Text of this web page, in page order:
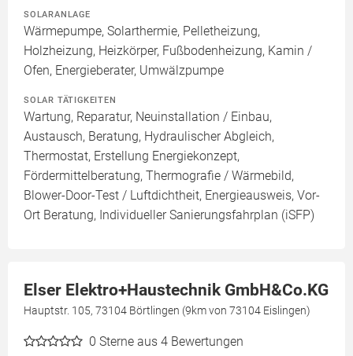
SOLARANLAGE
Wärmepumpe, Solarthermie, Pelletheizung,
Holzheizung, Heizkörper, Fußbodenheizung, Kamin /
Ofen, Energieberater, Umwälzpumpe
SOLAR TÄTIGKEITEN
Wartung, Reparatur, Neuinstallation / Einbau,
Austausch, Beratung, Hydraulischer Abgleich,
Thermostat, Erstellung Energiekonzept,
Fördermittelberatung, Thermografie / Wärmebild,
Blower-Door-Test / Luftdichtheit, Energieausweis, Vor-
Ort Beratung, Individueller Sanierungsfahrplan (iSFP)
Elser Elektro+Haustechnik GmbH&Co.KG
Hauptstr. 105, 73104 Börtlingen (9km von 73104 Eislingen)
0 Sterne aus 4 Bewertungen